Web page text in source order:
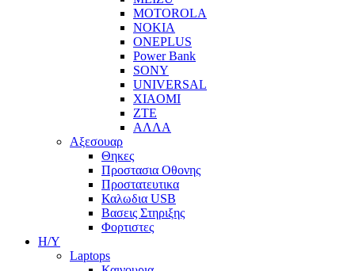
MOTOROLA
NOKIA
ONEPLUS
Power Bank
SONY
UNIVERSAL
XIAOMI
ZTE
ΑΛΛΑ
Αξεσουαρ
Θηκες
Προστασια Οθονης
Προστατευτικα
Καλωδια USB
Βασεις Στηριξης
Φορτιστες
Η/Υ
Laptops